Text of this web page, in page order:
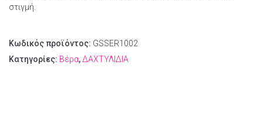
στιγμή.
Κωδικός προϊόντος: GSSER1002
Κατηγορίες: Βέρα,ΔΑΧΤΥΛΙΔΙΑ